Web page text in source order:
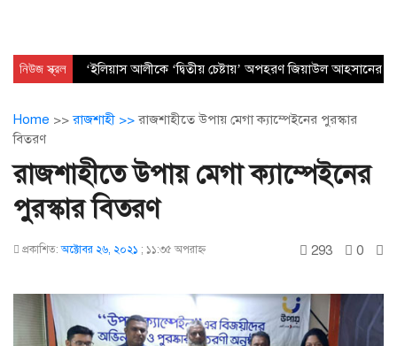
নিউজ স্ক্রল ‘ইলিয়াস আলীকে ‘দ্বিতীয় চেষ্টায়’ অপহরণ জিয়াউল আহসানের
Home >>রাজশাহী >> রাজশাহীতে উপায় মেগা ক্যাম্পেইনের পুরস্কার
বিতরণ
রাজশাহীতে উপায় মেগা ক্যাম্পেইনের
পুরস্কার বিতরণ
প্রকাশিত:অক্টোবর ২৬, ২০২১ ; ১১:৩৫ অপরাহ্ণ 293 0